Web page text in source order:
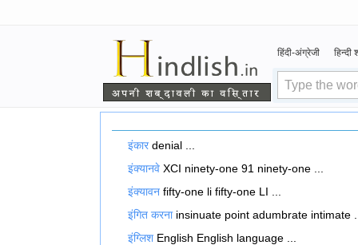
हिंदी-अंग्रेजी हिन्दी
इंकारdenial ...
इंक्यानवे XCI ninety-one 91 ninety-one ...
इंक्यावन fifty-one li fifty-one LI ...
इंगित करनाinsinuate point adumbrate intimate
इंग्लिश English English language ...